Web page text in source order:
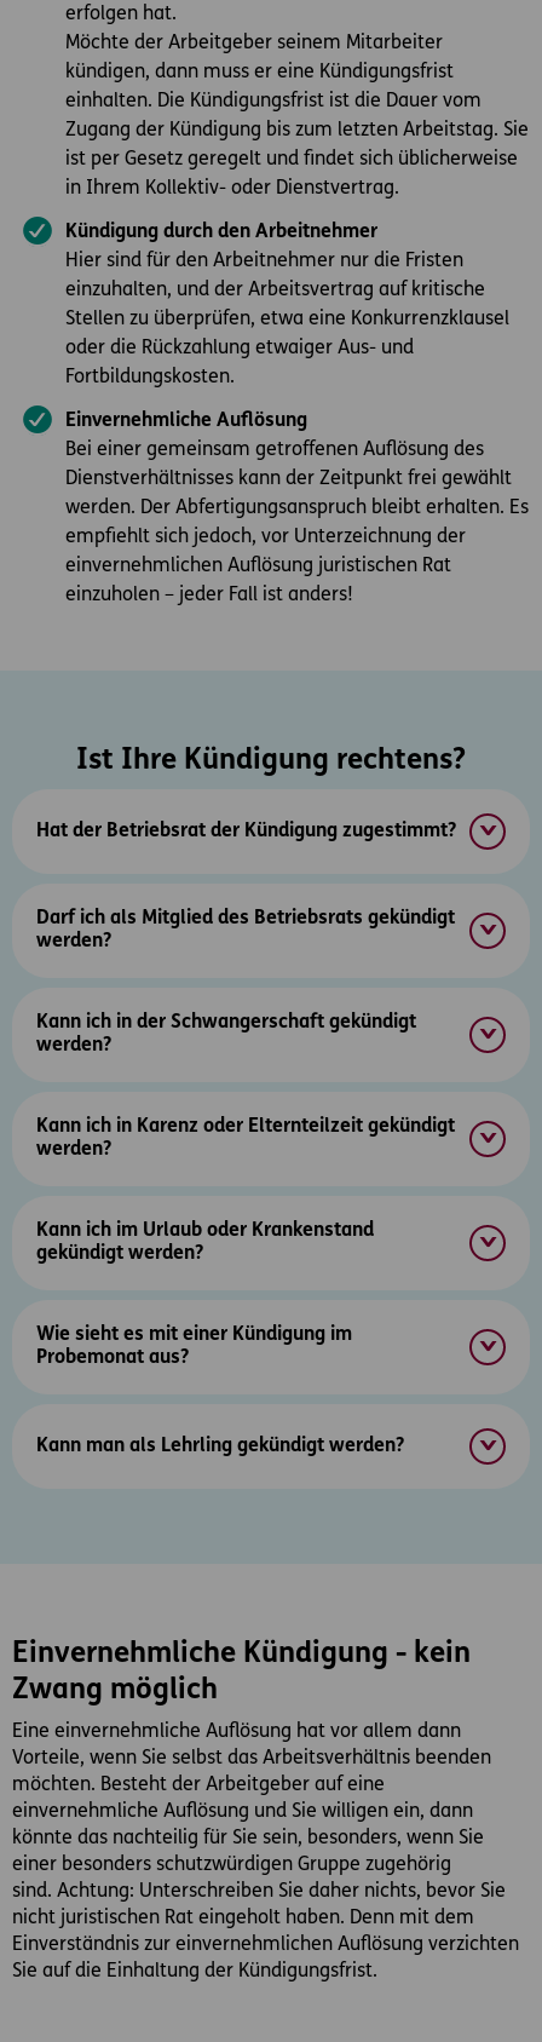
erfolgen hat.
Möchte der Arbeitgeber seinem Mitarbeiter
kündigen, dann muss er eine Kündigungsfrist
einhalten. Die Kündigungsfrist ist die Dauer vom
Zugang der Kündigung bis zum letzten Arbeitstag. Sie
ist per Gesetz geregelt und findet sich üblicherweise
in Ihrem Kollektiv- oder Dienstvertrag.
Kündigung durch den Arbeitnehmer
Hier sind für den Arbeitnehmer nur die Fristen
einzuhalten, und der Arbeitsvertrag auf kritische
Stellen zu überprüfen, etwa eine Konkurrenzklausel
oder die Rückzahlung etwaiger Aus- und
Fortbildungskosten.
Einvernehmliche Auflösung
Bei einer gemeinsam getroffenen Auflösung des
Dienstverhältnisses kann der Zeitpunkt frei gewählt
werden. Der Abfertigungsanspruch bleibt erhalten. Es
empfiehlt sich jedoch, vor Unterzeichnung der
einvernehmlichen Auflösung juristischen Rat
einzuholen – jeder Fall ist anders!
Ist Ihre Kündigung rechtens?
Hat der Betriebsrat der Kündigung zugestimmt?
Darf ich als Mitglied des Betriebsrats gekündigt
werden?
Kann ich in der Schwangerschaft gekündigt
werden?
Kann ich in Karenz oder Elternteilzeit gekündigt
werden?
Kann ich im Urlaub oder Krankenstand
gekündigt werden?
Wie sieht es mit einer Kündigung im
Probemonat aus?
Kann man als Lehrling gekündigt werden?
Einvernehmliche Kündigung - kein
Zwang möglich
Eine einvernehmliche Auflösung hat vor allem dann
Vorteile, wenn Sie selbst das Arbeitsverhältnis beenden
möchten. Besteht der Arbeitgeber auf eine
einvernehmliche Auflösung und Sie willigen ein, dann
könnte das nachteilig für Sie sein, besonders, wenn Sie
einer besonders schutzwürdigen Gruppe zugehörig
sind. Achtung: Unterschreiben Sie daher nichts, bevor Sie
nicht juristischen Rat eingeholt haben. Denn mit dem
Einverständnis zur einvernehmlichen Auflösung verzichten
Sie auf die Einhaltung der Kündigungsfrist.